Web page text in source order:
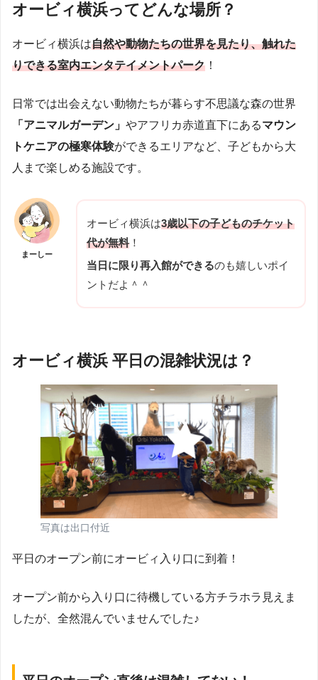
オービィ横浜ってどんな場所？
オービィ横浜は自然や動物たちの世界を見たり、触れた
りできる室内エンタテイメントパーク ！
日常では出会えない動物たちが暮らす不思議な森の世界
「アニマルガーデン」 やアフリカ赤道直下にあるマウン
トケニアの極寒体験ができるエリアなど、子どもから大
人まで楽しめる施設です。
まーしー
オービィ横浜は3歳以下の子どものチケット
代が無料 ！
当日に限り再入館ができるのも嬉しいポイ
ントだよ＾＾
オービィ横浜 平日の混雑状況は？
写真は出口付近
平日のオープン前にオービィ入り口に到着！
オープン前から入り口に待機している方チラホラ見えま
したが、全然混んでいませんでした♪